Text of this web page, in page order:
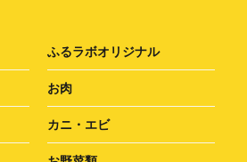
ふるラボオリジナル
お肉
カニ・エビ